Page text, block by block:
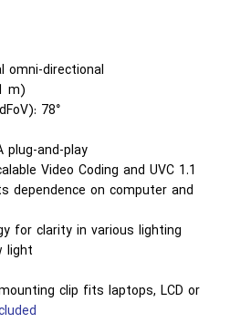
omni-directional
m)
78°
plug-and-play
Video Coding and UVC 1.1
dependence on computer and
for clarity in various lighting
light
clip fits laptops, LCD or